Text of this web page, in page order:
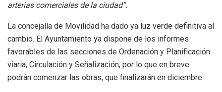
arterias comerciales de la ciudad”.
La concejalía de Movilidad ha dado ya luz verde definitiva al
cambio. El Ayuntamiento ya dispone de los informes
favorables de las secciones de Ordenación y Planificación
viaria, Circulación y Señalización, por lo que en breve
podrán comenzar las obras, que finalizarán en diciembre.